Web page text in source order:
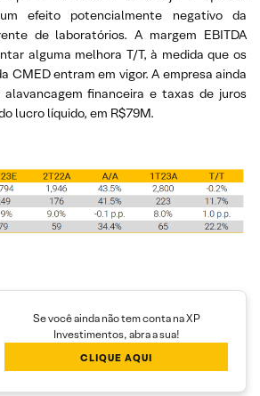
efeito potencialmente negativo da
de laboratórios. A margem EBITDA
alguma melhora T/T, à medida que os
CMED entram em vigor. A empresa ainda
financeira e taxas de juros
lucro líquido, em R$79M.
Se você ainda não tem conta na XP
Investimentos, abra a sua!
CLIQUE AQUI